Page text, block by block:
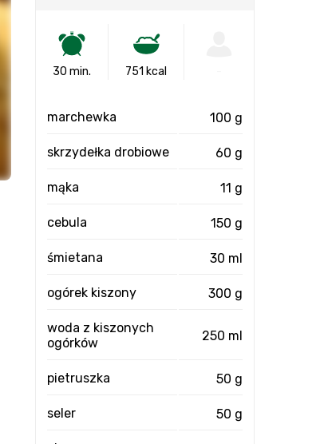
30 min. 751 kcal
marchewka 100 g
skrzydełka drobiowe 60 g
mąka 11 g
cebula 150 g
śmietana 30 ml
ogórek kiszony 300 g
woda z kiszonych
ogórków
250 ml
pietruszka 50 g
seler 50 g